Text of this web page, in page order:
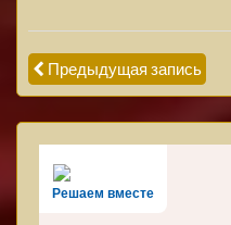
Предыдущая запись
Решаем вместе